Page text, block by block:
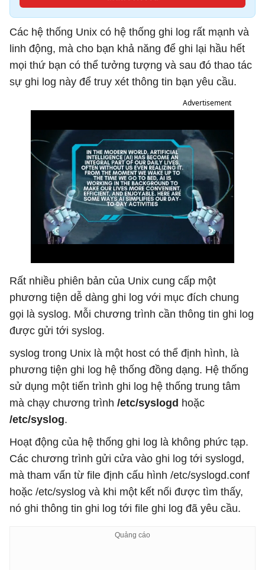
Các hệ thống Unix có hệ thống ghi log rất mạnh và
linh động, mà cho bạn khả năng để ghi lại hầu hết
mọi thứ bạn có thể tưởng tượng và sau đó thao tác
sự ghi log này để truy xét thông tin bạn yêu cầu.
Advertisement
Rất nhiều phiên bản của Unix cung cấp một
phương tiện dễ dàng ghi log với mục đích chung
gọi là syslog. Mỗi chương trình cần thông tin ghi log
được gửi tới syslog.
syslog trong Unix là một host có thể định hình, là
phương tiện ghi log hệ thống đồng dạng. Hệ thống
sử dụng một tiến trình ghi log hệ thống trung tâm
mà chạy chương trình /etc/syslogd hoặc
/etc/syslog.
Hoạt động của hệ thống ghi log là không phức tạp.
Các chương trình gửi cửa vào ghi log tới syslogd,
mà tham vấn từ file định cấu hình /etc/syslogd.conf
hoặc /etc/syslog và khi một kết nối được tìm thấy,
nó ghi thông tin ghi log tới file ghi log đã yêu cầu.